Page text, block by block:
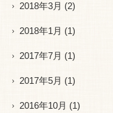
2018年3月 (2)
2018年1月 (1)
2017年7月 (1)
2017年5月 (1)
2016年10月 (1)